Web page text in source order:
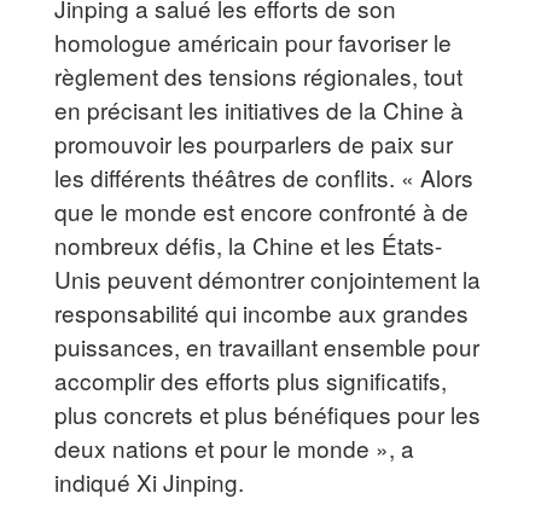
Jinping a salué les efforts de son
homologue américain pour favoriser le
règlement des tensions régionales, tout
en précisant les initiatives de la Chine à
promouvoir les pourparlers de paix sur
les différents théâtres de conflits. « Alors
que le monde est encore confronté à de
nombreux défis, la Chine et les États-
Unis peuvent démontrer conjointement la
responsabilité qui incombe aux grandes
puissances, en travaillant ensemble pour
accomplir des efforts plus significatifs,
plus concrets et plus bénéfiques pour les
deux nations et pour le monde », a
indiqué Xi Jinping.